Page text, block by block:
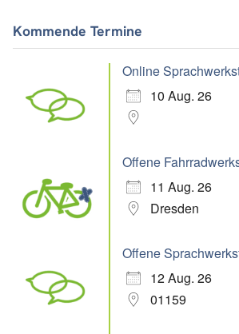
Kommende Termine
Online
10 Aug. 26
Offene
11 Aug. 26
Dresden
Offene
12 Aug. 26
01159